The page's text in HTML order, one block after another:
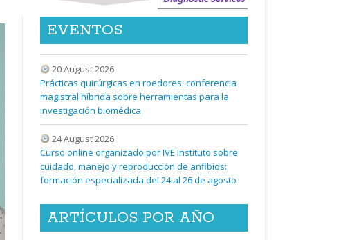
EVENTOS
20 August 2026
Prácticas quirúrgicas en roedores: conferencia
magistral híbrida sobre herramientas para la
investigación biomédica
24 August 2026
Curso online organizado por IVE Instituto sobre
cuidado, manejo y reproducción de anfibios:
formación especializada del 24 al 26 de agosto
ARTÍCULOS POR AÑO